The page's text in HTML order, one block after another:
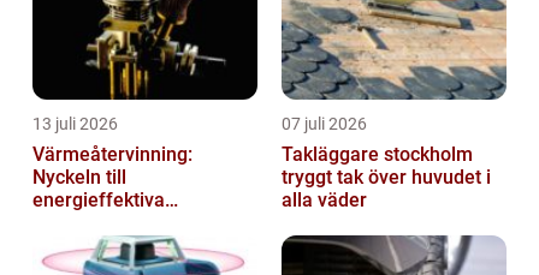
13 juli 2026
Värmeåtervinning:
Nyckeln till
energieffektiva
07 juli 2026
Takläggare stockholm
tryggt tak över huvudet i
alla väder